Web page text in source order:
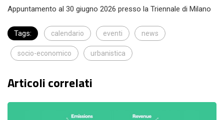
Appuntamento al 30 giugno 2026 presso la Triennale di Milano
Tags: calendario eventi news
socio-economico urbanistica
Articoli correlati